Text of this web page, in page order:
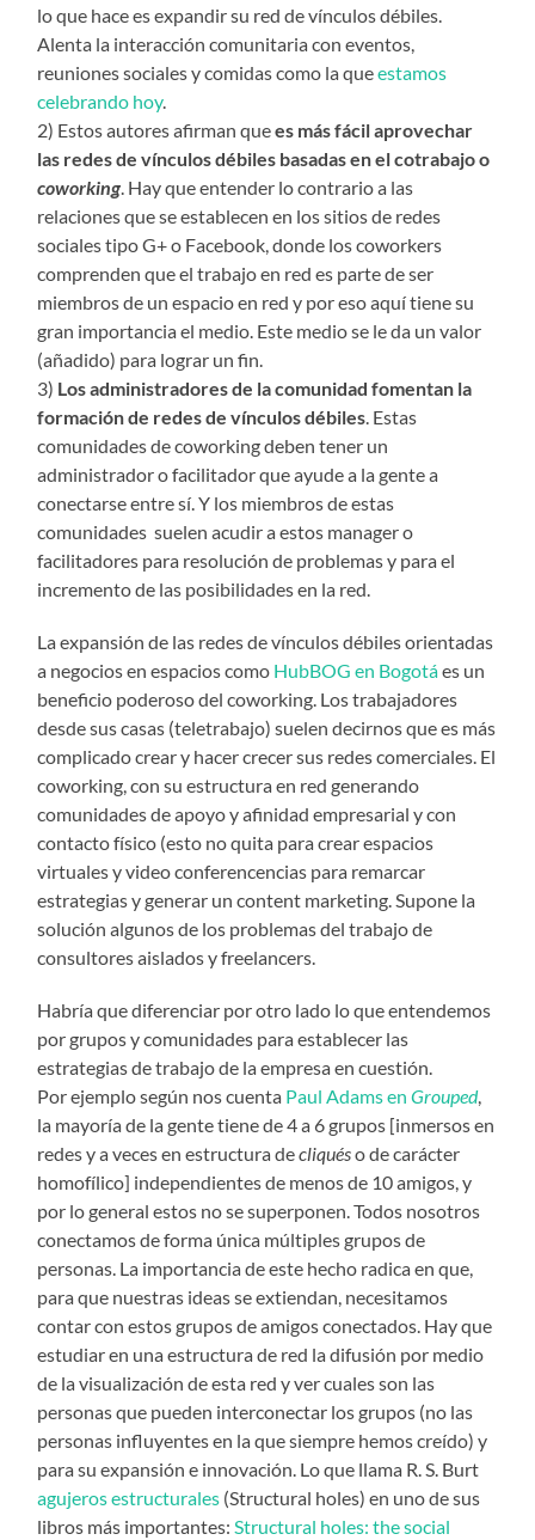
lo que hace es expandir su red de vínculos débiles.
Alenta la interacción comunitaria con eventos,
reuniones sociales y comidas como la queestamos
celebrando hoy.
2) Estos autores afirman quees más fácil aprovechar
las redes de vínculos débiles basadas en el cotrabajo o
coworking. Hay que entender lo contrario a las
relaciones que se establecen en los sitios de redes
sociales tipo G+ o Facebook, donde los coworkers
comprenden que el trabajo en red es parte de ser
miembros de un espacio en red y por eso aquí tiene su
gran importancia el medio. Este medio se le da un valor
(añadido) para lograr un fin.
3) Los administradores de la comunidad fomentan la
formación de redes de vínculos débiles. Estas
comunidades de coworking deben tener un
administrador o facilitador que ayude a la gente a
conectarse entre sí. Y los miembros de estas
comunidades suelen acudir a estos manager o
facilitadores para resolución de problemas y para el
incremento de las posibilidades en la red.
La expansión de las redes de vínculos débiles orientadas
a negocios en espacios como HubBOG en Bogotáes un
beneficio poderoso del coworking. Los trabajadores
desde sus casas (teletrabajo) suelen decirnos que es más
complicado crear y hacer crecer sus redes comerciales. El
coworking, con su estructura en red generando
comunidades de apoyo y afinidad empresarial y con
contacto físico (esto no quita para crear espacios
virtuales y video conferencencias para remarcar
estrategias y generar un content marketing. Supone la
solución algunos de los problemas del trabajo de
consultores aislados y freelancers.
Habría que diferenciar por otro lado lo que entendemos
por grupos y comunidades para establecer las
estrategias de trabajo de la empresa en cuestión.
Por ejemplo según nos cuenta Paul Adams enGrouped,
la mayoría de la gente tiene de 4 a 6 grupos [inmersos en
redes y a veces en estructura decliquéso de carácter
homofílico] independientes de menos de 10 amigos, y
por lo general estos no se superponen. Todos nosotros
conectamos de forma única múltiples grupos de
personas. La importancia de este hecho radica en que,
para que nuestras ideas se extiendan, necesitamos
contar con estos grupos de amigos conectados. Hay que
estudiar en una estructura de red la difusión por medio
de la visualización de esta red y ver cuales son las
personas que pueden interconectar los grupos (no las
personas influyentes en la que siempre hemos creído) y
para su expansión e innovación. Lo que llama R. S. Burt
agujeros estructurales (Structural holes) en uno de sus
libros más importantes:Structural holes: the social